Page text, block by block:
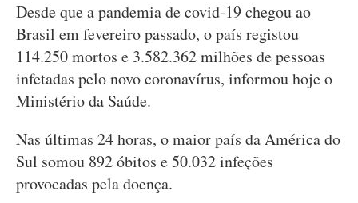
Desde que a pandemia de covid-19 chegou ao
Brasil em fevereiro passado, o país registou
114.250 mortos e 3.582.362 milhões de pessoas
infetadas pelo novo coronavírus, informou hoje o
Ministério da Saúde.
Nas últimas 24 horas, o maior país da América do
Sul somou 892 óbitos e 50.032 infeções
provocadas pela doença.